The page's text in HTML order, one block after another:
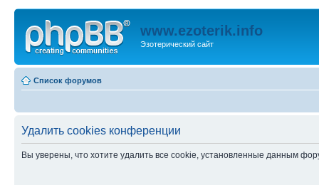
www.ezoterik.info
Эзотерический сайт
Список форумов
Удалить cookies конференции
Вы уверены, что хотите удалить все cookie, установленные данным